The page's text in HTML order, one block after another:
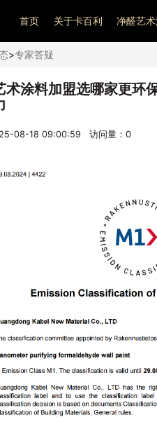
首页 关于卡百利 净醛艺
>专家答疑
术涂料加盟选哪家更环
08-18 09:00:59 访问量： 0